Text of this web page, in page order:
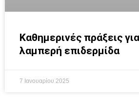
Καθημερινές πράξεις
λαμπερή επιδερμίδα
7 Ιανουαρίου 2025